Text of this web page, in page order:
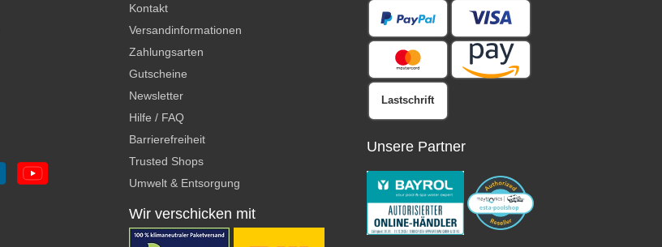
Kontakt
Versandinformationen
Zahlungsarten
Gutscheine
Newsletter
Hilfe / FAQ
Barrierefreiheit
Trusted Shops
Umwelt & Entsorgung
Wir verschicken mit
Lastschrift
Unsere Partner